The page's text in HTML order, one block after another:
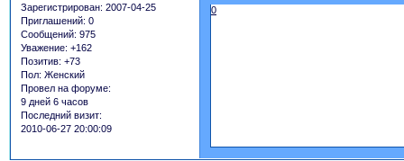
Зарегистрирован: 2007-04-25
Приглашений: 0
Сообщений: 975
Уважение: +162
Позитив: +73
Пол: Женский
Провел на форуме:
9 дней 6 часов
Последний визит:
2010-06-27 20:00:09
0